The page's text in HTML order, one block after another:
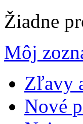
Žiadne
Môj
Zľavy
Nové